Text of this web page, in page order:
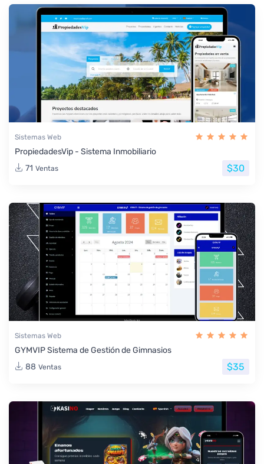
Sistemas Web
PropiedadesVip - Sistema Inmobiliario
71 Ventas $30
Sistemas Web
GYMVIP Sistema de Gestión de Gimnasios
88 Ventas $35